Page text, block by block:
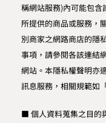
稱網站服務)內可能包
所提供的商品或服務，
別商家之網路商店的隱
事項，請參閱各該連結
網站。本隱私權聲明亦
訊息服務，相關規範如
■ 個人資料蒐集之目的